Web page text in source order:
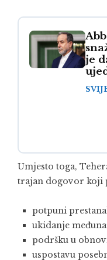
je
Umjesto toga,
trajan dogovor koji
potpuni
ukidanje
podršku u
uspostavu